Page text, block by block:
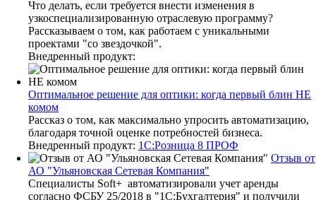
Что делать, если требуется внести изменения в
узкоспециализированную отраслевую программу?
Рассказываем о том, как работаем с уникальными
проектами "со звездочкой".
Внедренный продукт:
Оптимальное решение для оптики: когда первый блин НЕ
комом
Рассказ о том, как максимально упросить автоматизацию,
благодаря точной оценке потребностей бизнеса.
Внедренный продукт: 1С:Розница 8 ПРОФ
Отзыв от
АО "Ульяновская Сетевая Компания"
Специалисты Soft+ автоматизировали учет аренды
согласно ФСБУ 25/2018 в "1С:Бухгалтерия" и получили